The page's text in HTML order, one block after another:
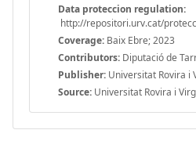
Data proteccion regulation:
http://repositori.urv.cat/
Coverage: Baix Ebre; 2023
Contributors: Diputació de
Publisher: Universitat Rovira i
Source: Universitat Rovira i